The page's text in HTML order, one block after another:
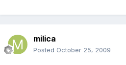
milica
Posted October 25, 2009